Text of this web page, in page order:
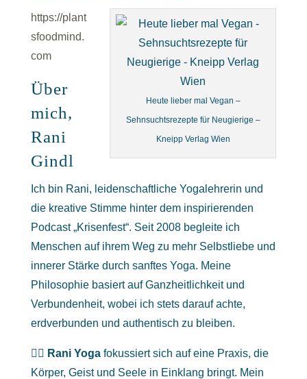
Heute lieber mal Vegan –
Sehnsuchtsrezepte für Neugierige –
Kneipp Verlag Wien
https://plant
sfoodmind.
com
Über
mich,
Rani
Gindl
Ich bin Rani, leidenschaftliche Yogalehrerin und
die kreative Stimme hinter dem inspirierenden
Podcast „Krisenfest“. Seit 2008 begleite ich
Menschen auf ihrem Weg zu mehr Selbstliebe und
innerer Stärke durch sanftes Yoga. Meine
Philosophie basiert auf Ganzheitlichkeit und
Verbundenheit, wobei ich stets darauf achte,
erdverbunden und authentisch zu bleiben.
🧘‍♀️ Rani Yogafokussiert sich auf eine Praxis, die
Körper, Geist und Seele in Einklang bringt. Mein